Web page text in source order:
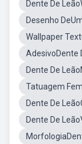
Dente De
Desenho
Wallpaper
AdesivoDente
Dente De
Tatuagem
Dente De
Dente De